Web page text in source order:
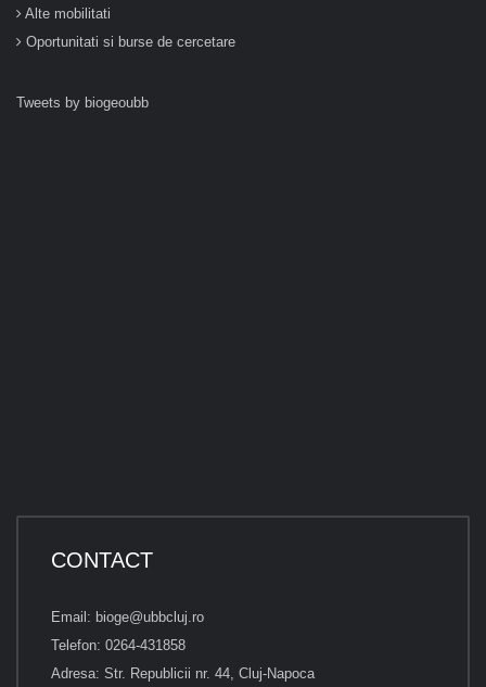
Alte mobilitati
Oportunitati si burse de cercetare
Tweets by biogeoubb
CONTACT
Email: bioge@ubbcluj.ro
Telefon: 0264-431858
Adresa: Str. Republicii nr. 44, Cluj-Napoca